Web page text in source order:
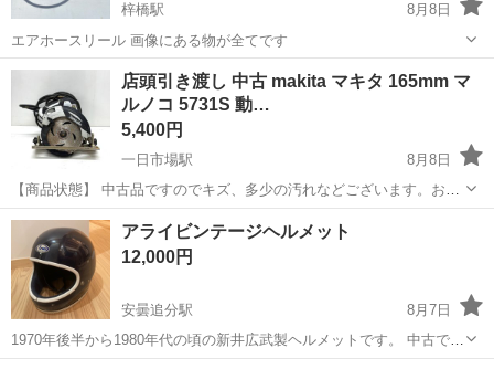
梓橋駅
8月8日
エアホースリール 画像にある物が全てです
長野 安曇野市 梓橋駅 その他
店頭引き渡し 中古 makita マキタ 165mm マ
ルノコ 5731S 動…
5,400円
一日市場駅
8月8日
【商品状態】 中古品ですのでキズ、多少の汚れなどございます。お写
真にてご確認下さい。 コードにダメージがございます。 現在店頭でも
販売中です。 販売済みの場合はご容赦くださいませ。 （※店頭受け渡
し）当社で...
長野 安曇野市 一日市場駅 店頭
アライビンテージヘルメット
12,000円
安曇追分駅
8月7日
1970年後半から1980年代の頃の新井広武製ヘルメットです。 中古で購
入したさいに、純正のものではないシールドが付いていましたが外し